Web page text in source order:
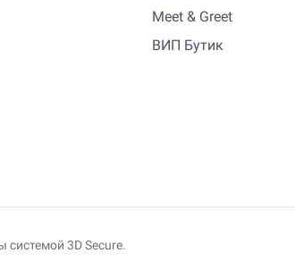
Meet & Greet
ВИП Бутик
3D Secure.